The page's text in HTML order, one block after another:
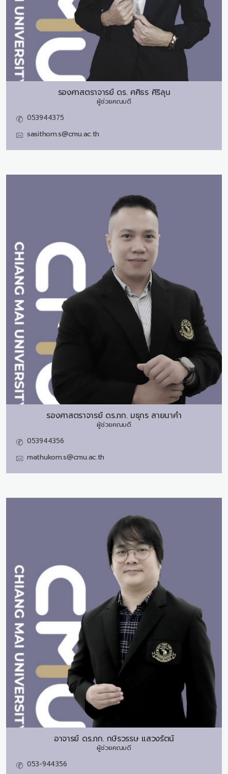
รองศาสตราจารย์ ดร. ศศิธร ศิริลุน
ผู้ช่วยคณบดี
053944375
sasithorn.s@cmu.ac.th
รองศาสตราจารย์ ดร.ภก. มธุกร สายนาคำ
ผู้ช่วยคณบดี
053944356
mathukorn.s@cmu.ac.th
อาจารย์ ดร.ภก. กษิรวรรษ แสวงรัตน์
ผู้ช่วยคณบดี
053-944356